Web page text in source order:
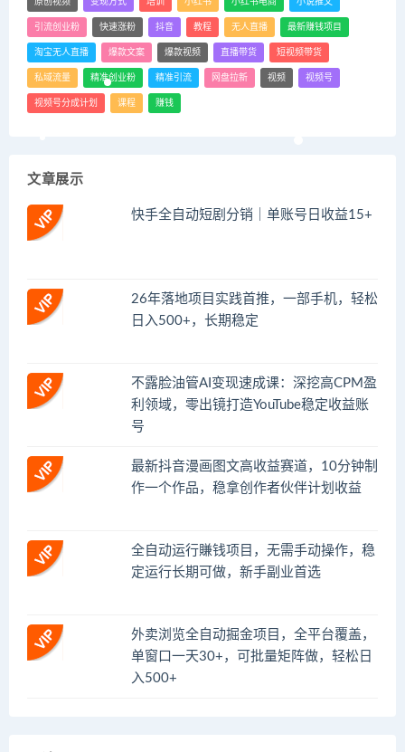
原创视频 变现方式 培训 小红书 小红书电商 小说推文
引流创业粉 快速涨粉 抖音 教程 无人直播 最新赚钱项目
淘宝无人直播 爆款文案 爆款视频 直播带货 短视频带货
私域流量 精准创业粉 精准引流 网盘拉新 视频 视频号
视频号分成计划 课程 赚钱
文章展示
快手全自动短剧分销｜单账号日收益15+
26年落地项目实践首推，一部手机，轻松
日入500+，长期稳定
不露脸油管AI变现速成课：深挖高CPM盈
利领域，零出镜打造YouTube稳定收益账
号
最新抖音漫画图文高收益赛道，10分钟制
作一个作品，稳拿创作者伙伴计划收益
全自动运行賺钱项目，无需手动操作，稳
定运行长期可做，新手副业首选
外卖浏览全自动掘金项目，全平台覆盖，
单窗口一天30+，可批量矩阵做，轻松日
入500+